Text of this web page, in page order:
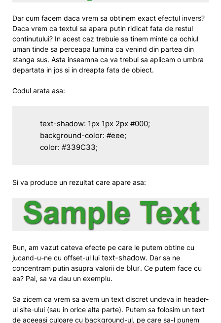
Dar cum facem daca vrem sa obtinem exact efectul invers?
Daca vrem ca textul sa apara putin ridicat fata de restul
continutului? In acest caz trebuie sa tinem minte ca ochiul
uman tinde sa perceapa lumina ca venind din partea din
stanga sus. Asta inseamna ca va trebui sa aplicam o umbra
departata in jos si in dreapta fata de obiect.
Codul arata asa:
	color: #339C33;
Si va produce un rezultat care apare asa:
Bun, am vazut cateva efecte pe care le putem obtine cu
jucand-u-ne cu offset-ul lui text-shadow. Dar sa ne
concentram putin asupra valorii de blur. Ce putem face cu
ea? Pai, sa va dau un exemplu.
Sa zicem ca vrem sa avem un text discret undeva in header-
ul site-ului (sau in orice alta parte). Putem sa folosim un text
de aceeasi culoare cu background-ul, pe care sa-l punem